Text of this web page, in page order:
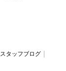
スタッフブログ